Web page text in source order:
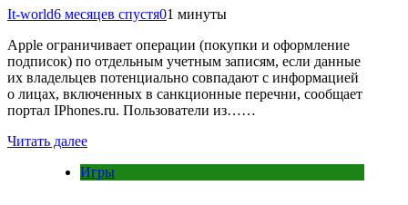
It-world6 месяцев спустя01 минуты
Apple ограничивает операции (покупки и оформление
подписок) по отдельным учетным записям, если данные
их владельцев потенциально совпадают с информацией
о лицах, включенных в санкционные перечни, сообщает
портал IPhones.ru. Пользователи из……
Читать далее
Игры